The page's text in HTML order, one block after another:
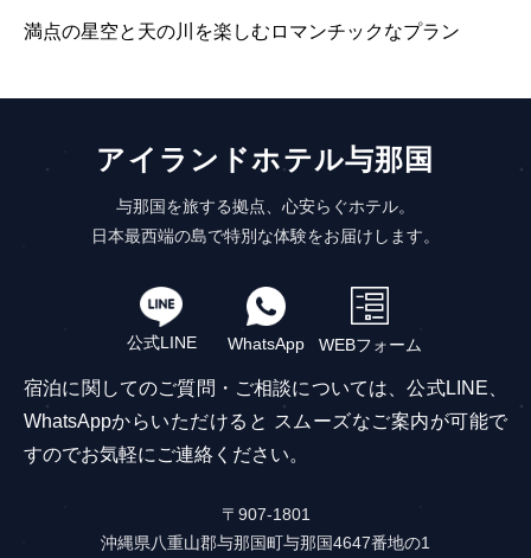
満点の星空と天の川を楽しむ ロマンチックなプラン
アイランドホテル与那国
与那国を旅する拠点、心安らぐホテル。
日本最西端の島で特別な体験をお届けします。
公式LINE WhatsApp WEBフォーム
宿泊に関してのご質問・ご相談については、公式LINE、
WhatsAppからいただけると スムーズなご案内が可能で
すのでお気軽にご連絡ください。
〒907-1801
沖縄県八重山郡与那国町与那国4647番地の1